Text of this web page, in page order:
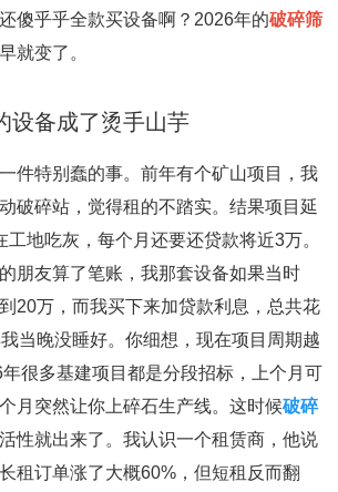
傻乎乎全款买设备啊？2026年的破碎筛
早就变了。
设备成了烫手山芋
件特别蠢的事。前年有个矿山项目，我
破碎站，觉得租的不踏实。结果项目延
地吃灰，每个月还要还贷款将近3万。
朋友算了笔账，我那套设备如果当时
20万，而我买下来加贷款利息，总共花
当晚没睡好。你细想，现在项目周期越
很多基建项目都是分段招标，上个月可
月突然让你上碎石生产线。这时候破碎
性就出来了。我认识一个租赁商，他说
租订单涨了大概60%，但短租反而翻